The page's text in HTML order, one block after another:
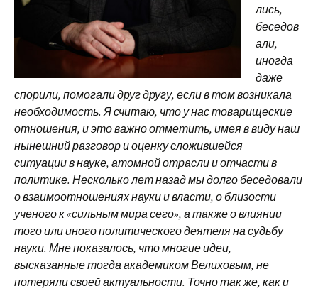
лись,
беседов
али,
иногда
даже
спорили, помогали друг другу, если в том возникала
необходимость. Я считаю, что у нас товарищеские
отношения, и это важно отметить, имея в виду наш
нынешний разговор и оценку сложившейся
ситуациив науке, атомной отрасли и отчасти в
политике. Несколько лет назад мы долго беседовали
о взаимоотношениях науки и власти, о близости
ученого к «сильным мира сего», а также о влиянии
того или иного политического деятеля на судьбу
науки. Мне показалось, что многие идеи,
высказанные тогда академиком Велиховым, не
потеряли своей актуальности. Точнотак же, как и